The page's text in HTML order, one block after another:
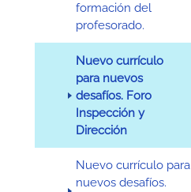
formación del
profesorado.
Nuevo currículo
para nuevos
desafíos. Foro
Inspección y
Dirección
Nuevo currículo para
nuevos desafíos.